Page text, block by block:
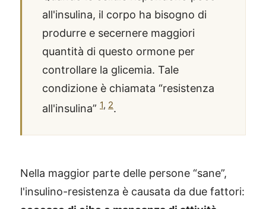
all'insulina, il corpo ha bisogno di
produrre e secernere maggiori
quantità di questo ormone per
controllare la glicemia. Tale
condizione è chiamata “resistenza
all'insulina” 1, 2.
Nella maggior parte delle persone “sane”,
l'insulino-resistenza è causata da due fattori: